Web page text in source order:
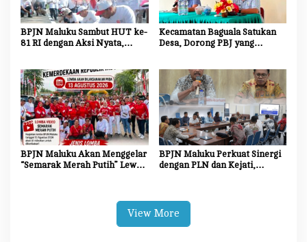
BPJN Maluku Sambut HUT ke-
81 RI dengan Aksi Nyata,
Kecamatan Baguala Satukan
Desa, Dorong PBJ yang
BPJN Maluku Akan Menggelar
“Semarak Merah Putih” Lewat
BPJN Maluku Perkuat Sinergi
dengan PLN dan Kejati,
View More